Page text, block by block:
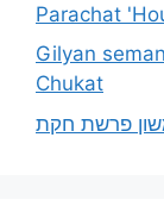
Parachat
Gilyan
Chukat
פרשת חקת